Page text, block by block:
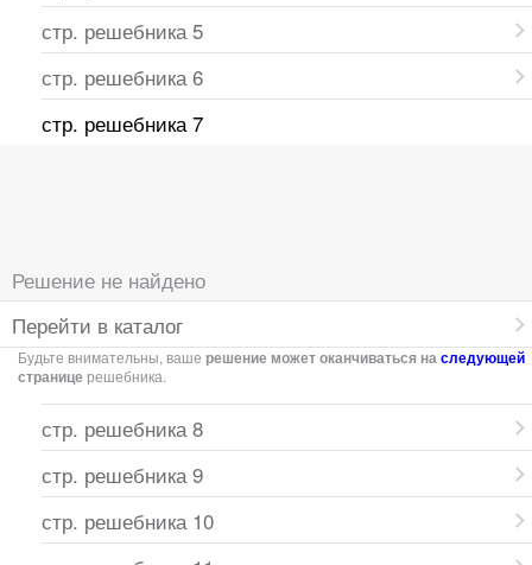
стр. решебника 5
стр. решебника 6
стр. решебника 7
Решение не найдено
Перейти в каталог
Будьте внимательны, ваше решение может оканчиваться наследующей
странице решебника.
стр. решебника 8
стр. решебника 9
стр. решебника 10